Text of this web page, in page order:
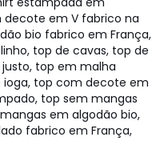
decote em V fabrico na
bio fabrico em França,
top de cavas, top de
top em malha
ioga, top com decote em
top sem mangas
em algodão bio,
fabrico em França,